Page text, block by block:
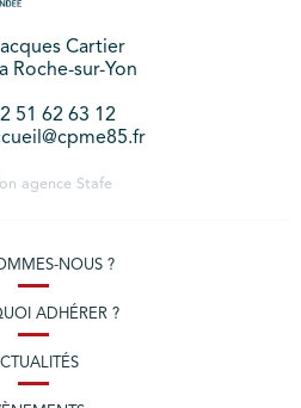
Cartier
Roche-sur-Yon
51 62 63 12
agence Stafe
NOUS ?
ADHÉRER ?